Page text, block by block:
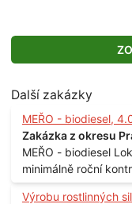
Další zakázky
MEŘO - biodiesel,
Zakázka z okresu
MEŘO - biodiesel Lokalita: - Praha Termín: - průběžně,
minimálně roční kontrakt Množství: - 4.000 -
měsíčně
Výrobu rostlinných